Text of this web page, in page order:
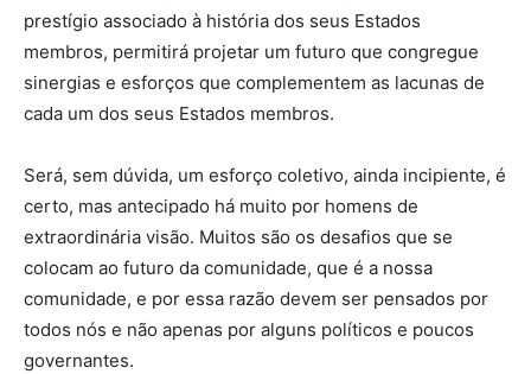
prestígio associado à história dos seus Estados
membros, permitirá projetar um futuro que congregue
sinergias e esforços que complementem as lacunas de
cada um dos seus Estados membros.
Será, sem dúvida, um esforço coletivo, ainda incipiente, é
certo, mas antecipado há muito por homens de
extraordinária visão. Muitos são os desafios que se
colocam ao futuro da comunidade, que é a nossa
comunidade, e por essa razão devem ser pensados por
todos nós e não apenas por alguns políticos e poucos
governantes.